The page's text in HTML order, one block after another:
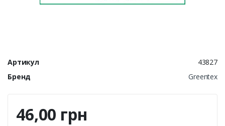
Артикул
43827
Бренд
Greentex
46,00 грн